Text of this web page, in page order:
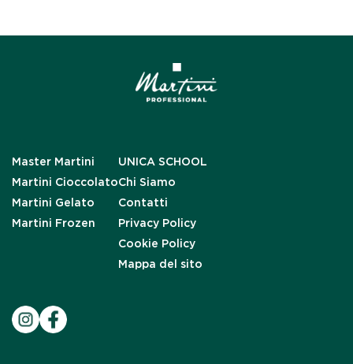
Master Martini
Martini Cioccolato
Martini Gelato
Martini Frozen
UNICA SCHOOL
Chi Siamo
Contatti
Privacy Policy
Cookie Policy
Mappa del sito